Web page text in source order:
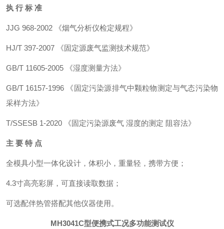
执 行 标 准
JJG 968-2002 《烟气分析仪检定规程》
HJ/T 397-2007 《固定源废气监测技术规范》
GB/T 11605-2005 《湿度测量方法》
GB/T 16157-1996 《固定污染源排气中颗粒物测定与气态污染物
采样方法》
T/SSESB 1-2020 《固定污染源废气 湿度的测定 阻容法》
主 要 特 点
全模具小型一体化设计，体积小，重量轻，携带方便；
4.3寸高亮彩屏，可直接读取数据；
可选配伴热管搭配其他仪器使用。
MH3041C型便携式工况多功能测试仪